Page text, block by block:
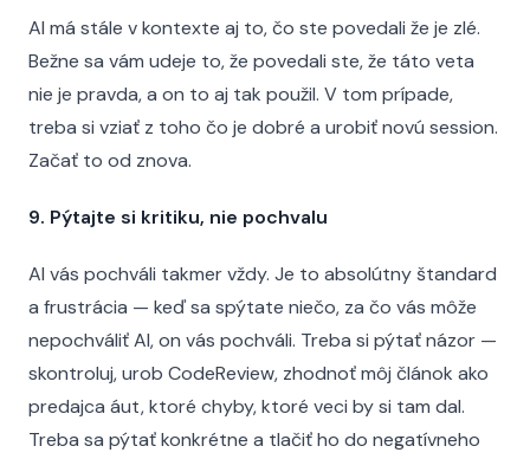
AI má stále v kontexte aj to, čo ste povedali že je zlé.
Bežne sa vám udeje to, že povedali ste, že táto veta
nie je pravda, a on to aj tak použil. V tom prípade,
treba si vziať z toho čo je dobré a urobiť novú session.
Začať to od znova.
9. Pýtajte si kritiku, nie pochvalu
AI vás pochváli takmer vždy. Je to absolútny štandard
a frustrácia — keď sa spýtate niečo, za čo vás môže
nepochváliť AI, on vás pochváli. Treba si pýtať názor —
skontroluj, urob CodeReview, zhodnoť môj článok ako
predajca áut, ktoré chyby, ktoré veci by si tam dal.
Treba sa pýtať konkrétne a tlačiť ho do negatívneho